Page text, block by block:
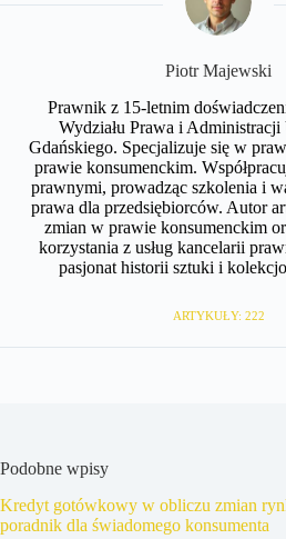
​Piotr Majewski
Prawnik z 15-letnim
Wydziału Prawa i
Gdańskiego. Specjalizuje się w
prawie konsumenckim.
prawnymi, prowadząc szkolenia i
prawa dla przedsiębiorców. Autor
zmian w prawie konsumenckim
korzystania z usług kancelarii
pasjonat historii sztuki i
ARTYKUŁY: 222
Podobne wpisy
Kredyt gotówkowy w obliczu zmian
poradnik dla świadomego konsumenta